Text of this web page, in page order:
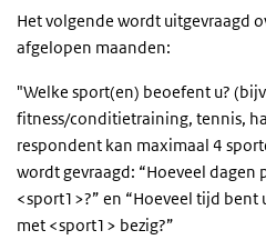
Het volgende wordt uitgevraagd
afgelopen maanden:
"Welke sport(en) beoefent u?
fitness/conditietraining, tennis,
respondent kan maximaal 4
wordt gevraagd: “Hoeveel dagen
<sport1>?” en “Hoeveel tijd bent
met <sport1> bezig?”